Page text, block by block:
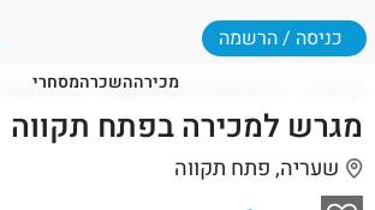
מכירההשכרהמסחרי
כניסה / הרשמה
דירות למכירה בפתח תקווה פתח תקווה
מגרש למכירה בפתח תקווה
שעריה, פתח תקווה